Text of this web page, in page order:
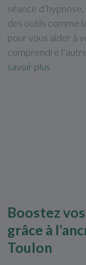
séance
des outils comme
pour vous aider à
comprendre
savoir plus
Boostez
grâce à
Toulon